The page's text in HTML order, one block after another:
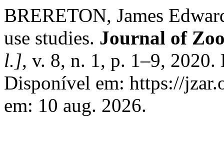
BRERETON, James
use studies. Journal of
l.], v. 8, n. 1, p. 1–9,
Disponível em: https://
em: 10 aug. 2026.